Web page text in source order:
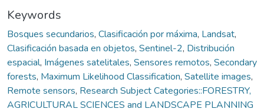
Keywords
Bosques secundarios, Clasificación por máxima, Landsat,
Clasificación basada en objetos, Sentinel-2, Distribución
espacial, Imágenes satelitales, Sensores remotos, Secondary
forests, Maximum Likelihood Classification, Satellite images,
Remote sensors, Research Subject Categories::FORESTRY,
AGRICULTURAL SCIENCES and LANDSCAPE PLANNING